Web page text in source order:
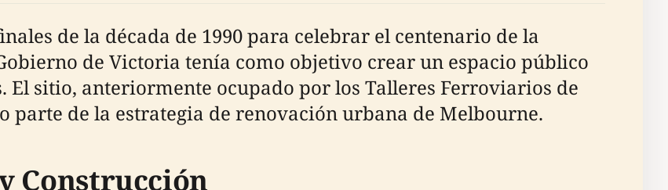
de la década de 1990 para celebrar el centenario de la
de Victoria tenía como objetivo crear un espacio público
sitio, anteriormente ocupado por los Talleres Ferroviarios de
parte de la estrategia de renovación urbana de Melbourne.
Construcción